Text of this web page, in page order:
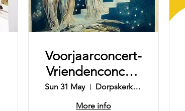
Voorjaarconcert-
Vriendenconcert
met Cappella
Bronckhorst
Sun 31 May
Dorpskerk, Vorden
More info